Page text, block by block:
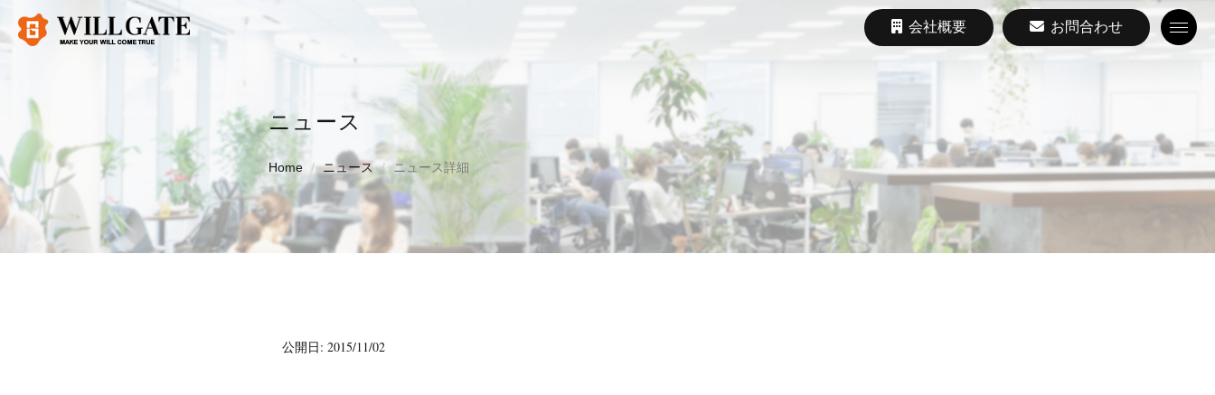
会社概要 お問合わせ
ニュース
Home ニュース ニュース詳細
公開日: 2015/11/02